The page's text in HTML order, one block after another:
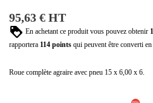
95,63 € HT
En achetant ce produit vous pouvez obtenir
rapportera 114 points qui peuvent être converti
Roue complète agraire avec pneu 15 x 6,00 x 6.